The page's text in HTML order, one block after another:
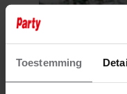
Toestemming